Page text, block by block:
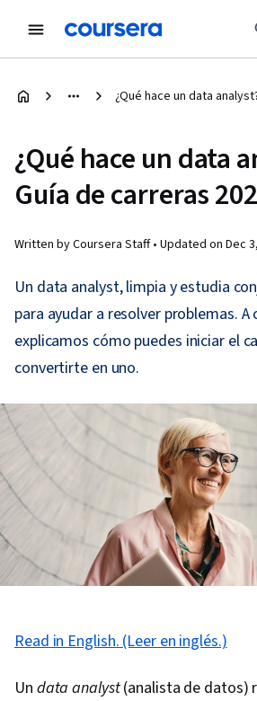
¿Qué hace un data
¿Qué hace un data
Guía de carreras
Written by Coursera Staff • Updated on Dec
Un data analyst, limpia y estudia
para ayudar a resolver problemas.
explicamos cómo puedes iniciar el
convertirte en uno.
Read in English. (Leer en inglés.)
Un data analyst(analista de datos)